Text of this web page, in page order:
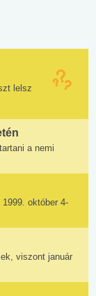
lelsz
a nemi
október 4-
viszont január